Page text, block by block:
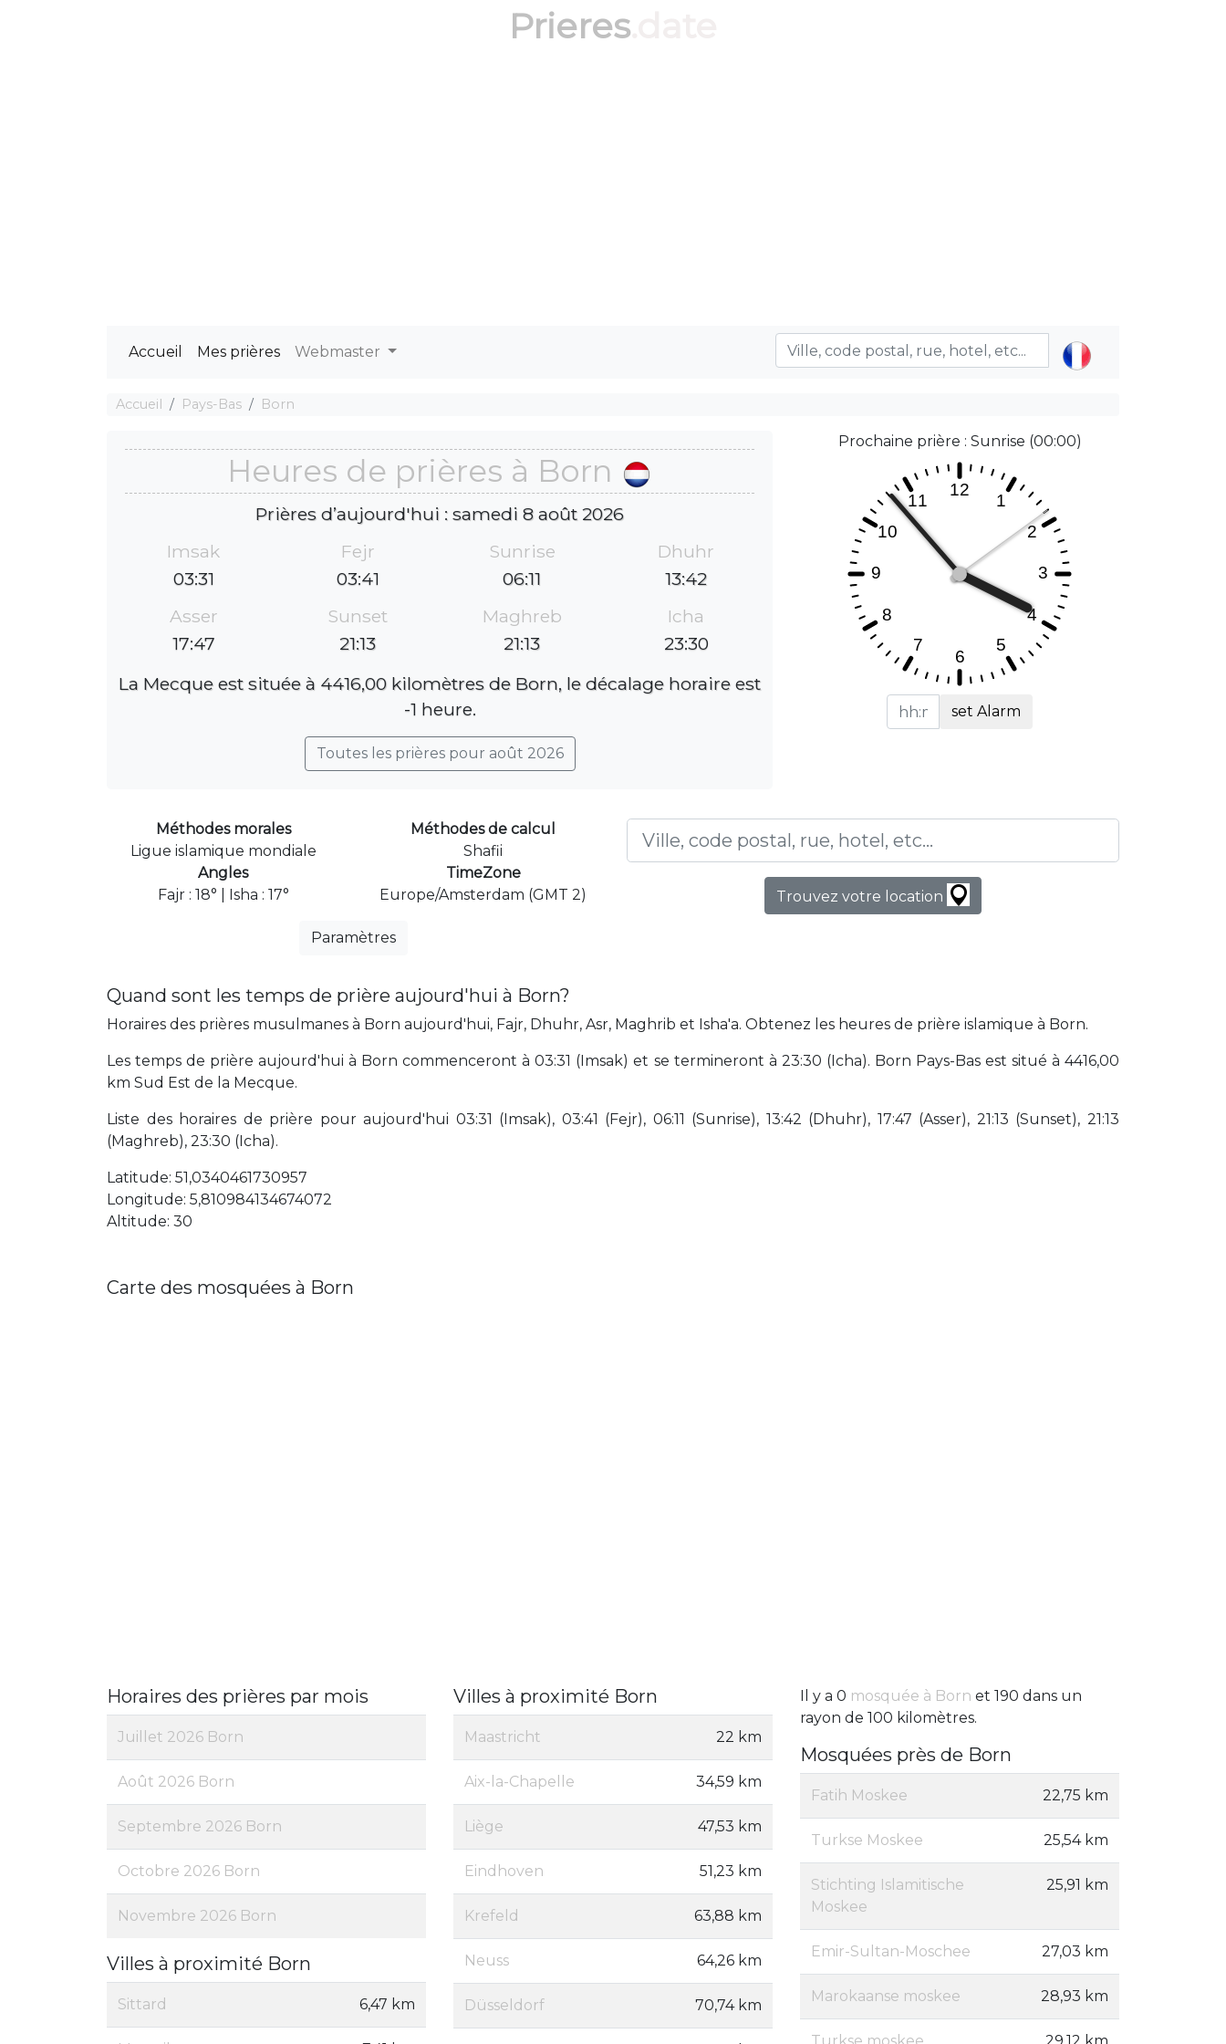
Prieres
Accueil Mes prières Webmaster
Accueil Pays-Bas Born
Heures de prières à Born
Prières d’aujourd'hui : samedi 8 août 2026
Imsak
03:31
Fejr
03:41
Sunrise
06:11
Dhuhr
13:42
Asser
17:47
Sunset
21:13
Maghreb
21:13
Icha
23:30
La Mecque est située à 4416,00 kilomètres de Born, le décalage horaire est
-1 heure.
Toutes les prières pour août 2026
Prochaine prière : Sunrise (00:00)
set Alarm
Méthodes morales
Ligue islamique mondiale
Méthodes de calcul
Shafii
Angles
Fajr : 18° | Isha : 17°
TimeZone
Europe/Amsterdam (GMT 2)
Paramètres
Trouvez votre location
Quand sont les temps de prière aujourd'hui à Born?
Horaires des prières musulmanes à Born aujourd'hui, Fajr, Dhuhr, Asr, Maghrib et Isha'a. Obtenez les heures de prière islamique à Born.
Les temps de prière aujourd'hui à Born commenceront à 03:31 (Imsak) et se termineront à 23:30 (Icha). Born Pays-Bas est situé à 4416,00
km Sud Est de la Mecque.
Liste des horaires de prière pour aujourd'hui 03:31 (Imsak), 03:41 (Fejr), 06:11 (Sunrise), 13:42 (Dhuhr), 17:47 (Asser), 21:13 (Sunset), 21:13
(Maghreb), 23:30 (Icha).
Latitude: 51,0340461730957
Longitude: 5,810984134674072
Altitude: 30
Carte des mosquées à Born
Horaires des prières par mois
Juillet 2026 Born
Août 2026 Born
Septembre 2026 Born
Octobre 2026 Born
Novembre 2026 Born
Villes à proximité Born
Sittard 6,47 km
Villes à proximité Born
Maastricht 22 km
Aix-la-Chapelle 34,59 km
Liège 47,53 km
Eindhoven 51,23 km
Krefeld 63,88 km
Neuss 64,26 km
Düsseldorf 70,74 km
Il y a 0 mosquée à Born et 190 dans un
rayon de 100 kilomètres.
Mosquées près de Born
Fatih Moskee 22,75 km
Turkse Moskee 25,54 km
Stichting Islamitische
Moskee
25,91 km
Emir-Sultan-Moschee 27,03 km
Marokaanse moskee 28,93 km
Turkse moskee 29,12 km